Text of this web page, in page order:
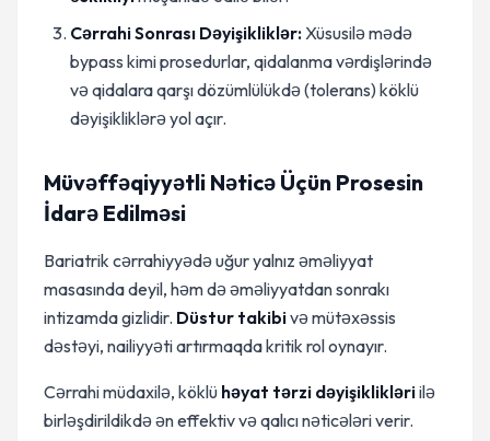
Cərrahi Sonrası Dəyişikliklər:Xüsusilə mədə
bypass kimi prosedurlar, qidalanma vərdişlərində
və qidalara qarşı dözümlülükdə (tolerans) köklü
dəyişikliklərə yol açır.
Müvəffəqiyyətli Nəticə Üçün Prosesin
İdarə Edilməsi
Bariatrik cərrahiyyədə uğur yalnız əməliyyat
masasında deyil, həm də əməliyyatdan sonrakı
intizamda gizlidir. Düstur takibivə mütəxəssis
dəstəyi, nailiyyəti artırmaqda kritik rol oynayır.
Cərrahi müdaxilə, köklü həyat tərzi dəyişiklikləriilə
birləşdirildikdə ən effektiv və qalıcı nəticələri verir.